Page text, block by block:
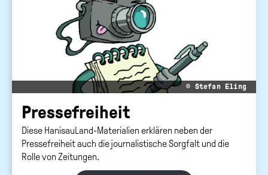
Bundeszentrale
für
politische
Bildung
© Stefan Eling
Pres­se­frei­heit
Diese HanisauLand-Materialien erklären neben der
Pressefreiheit auch die journalistische Sorgfalt und die
Rolle von Zeitungen.